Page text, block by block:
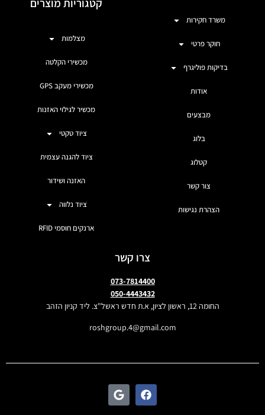
משרד חקירות
חוקר פרטי
בדיקות פוליגרף
אודות
מבצעים
בלוג
קטלוג
צור קשר
הצהרת נגישות
קטגוריות מוצרים
מצלמות
מכשירי הקלטה
מכשירי מעקב GPS
מכשיר לגילוי האזנות
ציוד טקטי
ציוד להגנה עצמית
האזנה ושידור
ציוד נלווה
ארנקים חוסמי RFID
צרו קשר
073-7814400
050-4443432
החומה 12, ראשון לציון, א.ת חדש ראשל"צ. ליד קניון הזהב
roshgroup.4@gmail.com